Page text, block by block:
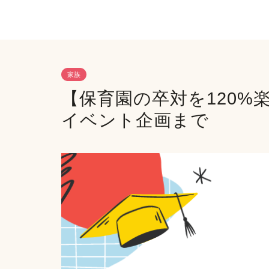
家族
【保育園の卒対を120%
イベント企画まで